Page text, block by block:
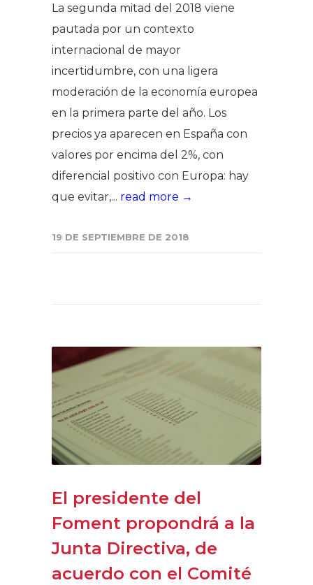
La segunda mitad del 2018 viene
pautada por un contexto
internacional de mayor
incertidumbre, con una ligera
moderación de la economía europea
en la primera parte del año. Los
precios ya aparecen en España con
valores por encima del 2%, con
diferencial positivo con Europa: hay
que evitar,... read more →
19 DE SEPTIEMBRE DE 2018
El presidente del
Foment propondrá a la
Junta Directiva, de
acuerdo con el Comité